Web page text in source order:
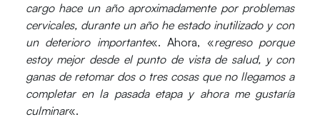
cargo hace un año aproximadamente por problemas
cervicales, durante un año he estado inutilizado y con
un deterioro importante«. Ahora, «regreso porque
estoy mejor desde el punto de vista de salud, y con
ganas de retomar dos o tres cosas que no llegamos a
completar en la pasada etapa y ahora me gustaría
culminar«.